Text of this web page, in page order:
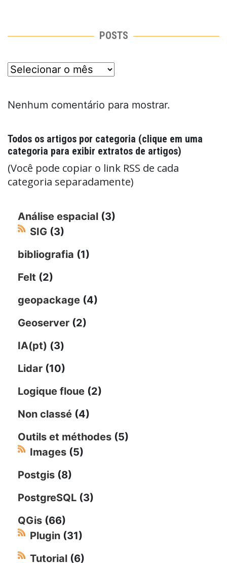
POSTS
posts
Nenhum comentário para mostrar.
Todos os artigos por categoria (clique em uma
categoria para exibir extratos de artigos)
(Você pode copiar o link RSS de cada
categoria separadamente)
Análise espacial (3)
SIG (3)
bibliografia (1)
Felt (2)
geopackage (4)
Geoserver (2)
IA(pt) (3)
Lidar (10)
Logique floue (2)
Non classé (4)
Outils et méthodes (5)
Images (5)
Postgis (8)
PostgreSQL (3)
QGis (66)
Plugin (31)
Tutorial (6)